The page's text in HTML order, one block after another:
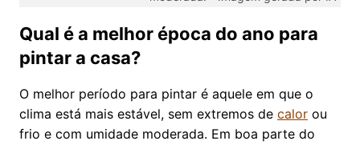
Qual é a melhor época do ano para
pintar a casa?
O melhor período para pintar é aquele em que o
clima está mais estável, sem extremos de calor ou
frio e com umidade moderada. Em boa parte do